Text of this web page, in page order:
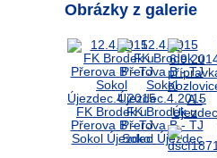
Obrázky z galerie